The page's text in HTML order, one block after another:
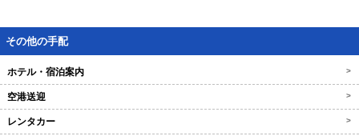
その他の手配
ホテル・宿泊案内 >
空港送迎 >
レンタカー >